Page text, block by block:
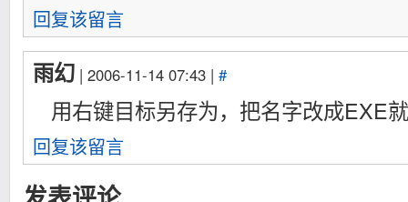
回复该留言
雨幻 | 2006-11-14 07:43 | #
用右键目标另存为，把名字改成EXE
回复该留言